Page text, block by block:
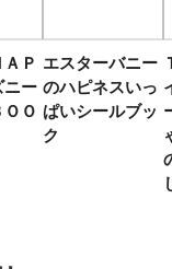
Ｐ
ニー
Ｏ
エスターバニー
のハピネスいっ
ぱいシールブッ
ク